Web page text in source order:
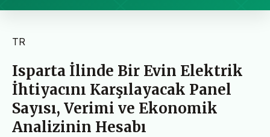
TR
Isparta İlinde Bir Evin Elektrik
İhtiyacını Karşılayacak Panel
Sayısı, Verimi ve Ekonomik
Analizinin Hesabı